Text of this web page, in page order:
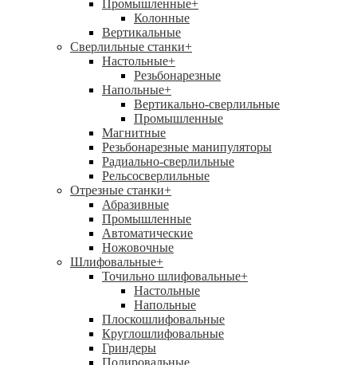
Промышленные+
Колонные
Вертикальные
Сверлильные станки+
Настольные+
Резьбонарезные
Напольные+
Вертикально-сверлильные
Промышленные
Магнитные
Резьбонарезные манипуляторы
Радиально-сверлильные
Рельсосверлильные
Отрезные станки+
Абразивные
Промышленные
Автоматические
Ножовочные
Шлифовальные+
Точильно шлифовальные+
Настольные
Напольные
Плоскошлифовальные
Круглошлифовальные
Гриндеры
Полировальные